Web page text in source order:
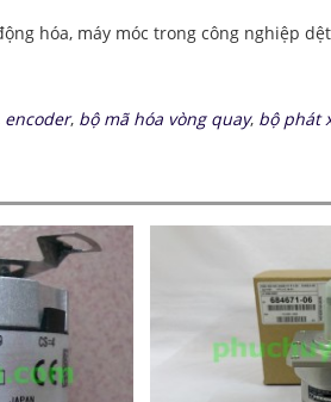
hóa, máy móc trong công nghiệp
encoder, bộ mã hóa vòng quay, bộ phát